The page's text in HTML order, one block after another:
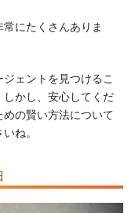
にたくさんありま
ェントを見つけるこ
しかし、安心してくだ
の賢い方法について
ね。